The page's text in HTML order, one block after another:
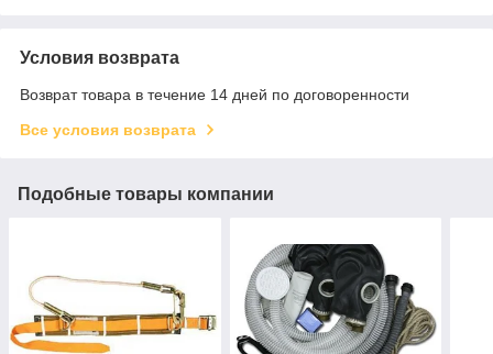
Условия возврата
Возврат товара в течение 14 дней по договоренности
Все условия возврата
Подобные товары компании